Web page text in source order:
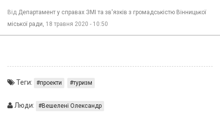
Від Департамент у справах ЗМІ та зв'язків з громадськістю Вінницької
міської ради, 18 травня 2020 - 10:50
Теги: проекти туризм
Люди: Вешелені Олександр